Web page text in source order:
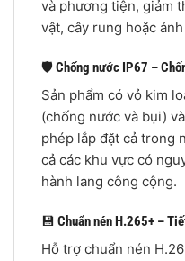
và phương tiện, giảm
vật, cây rung hoặc
🛡Chống nước IP67 –
Sản phẩm có vỏ kim
(chống nước và bụi)
phép lắp đặt cả trong
cả các khu vực có
hành lang công cộng.
💾 Chuẩn nén H.265+ –
Hỗ trợ chuẩn nén